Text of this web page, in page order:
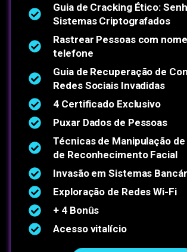
Guia de Cracking Ético:
Sistemas Criptografados
Rastrear Pessoas com
telefone
Guia de Recuperação de
Redes Sociais Invadidas
4 Certificado Exclusivo
Puxar Dados de Pessoas
Técnicas de Manipulação
de Reconhecimento Facial
Invasão em Sistemas
Exploração de Redes Wi-Fi
+ 4 Bonûs
Acesso vitalício